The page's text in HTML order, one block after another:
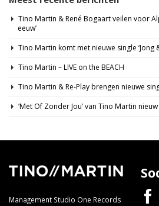
Tino Martin & René Bogaart veilen voor
eeuw’
Tino Martin komt met nieuwe single ‘Jong
Tino Martin – LIVE on the BEACH
Tino Martin & Re-Play brengen nieuwe
‘Met Of Zonder Jou’ van Tino Martin
Management Studio One Records